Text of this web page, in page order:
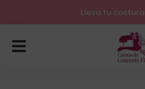
Lleva tu